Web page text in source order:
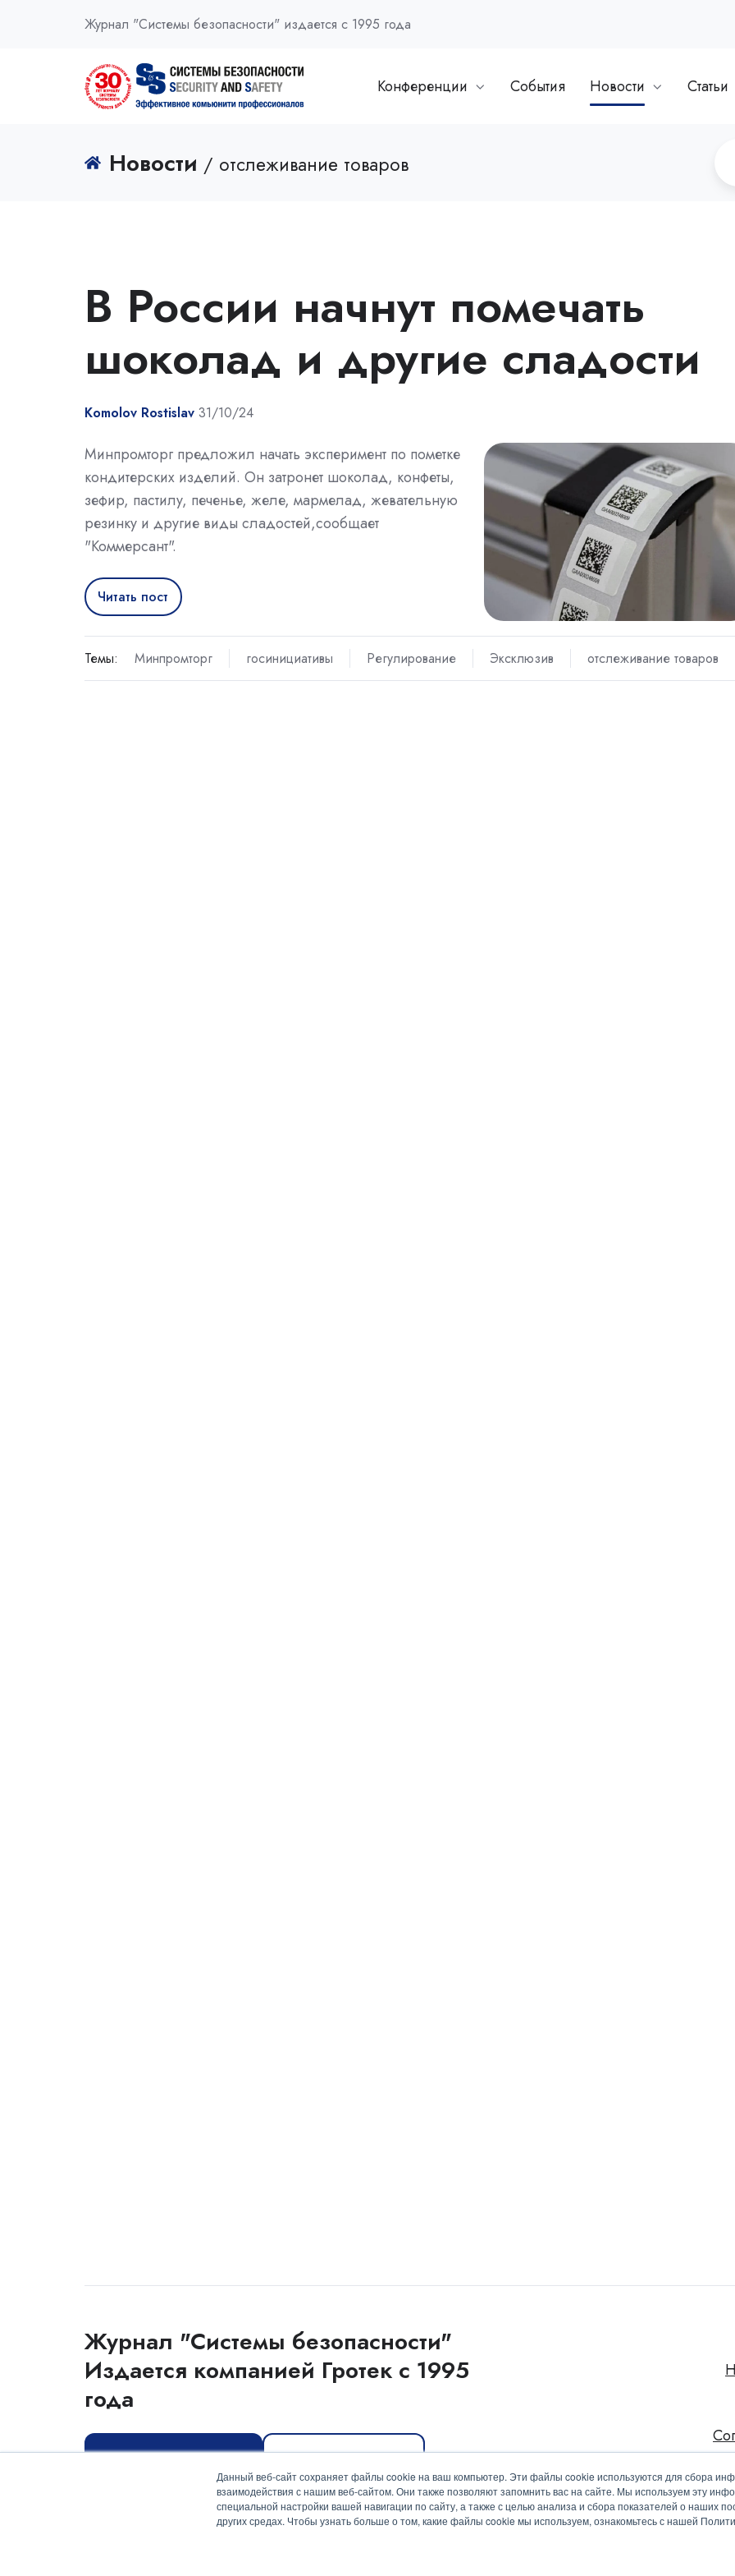
Данный веб-сайт сохраняет файлы cookie на ваш компьютер. Эти файлы cookie используются для сбора
взаимодействия с нашим веб-сайтом. Они также позволяют запомнить вас на сайте. Мы используем эту
специальной настройки вашей навигации по сайту, а также с целью анализа и сбора показателей о наших
других средах. Чтобы узнать больше о том, какие файлы cookie мы используем, ознакомьтесь с нашей
Журнал "Системы безопасности" издается с 1995 года
Конференции События Новости Статьи
Новости / отслеживание товаров
В России начнут помечать
шоколад и другие сладости
Komolov Rostislav 31/10/24
Минпромторг предложил начать эксперимент по пометке
кондитерских изделий. Он затронет шоколад, конфеты,
зефир, пастилу, печенье, желе, мармелад, жевательную
резинку и другие виды сладостей,сообщает
"Коммерсант".
Читать пост
Темы: Минпромторг госинициативы Регулирование Эксклюзив отслеживание товаров
Журнал "Системы безопасности"
Издается компанией Гротек с 1995
года
Оформить подписку Скачать медиакит